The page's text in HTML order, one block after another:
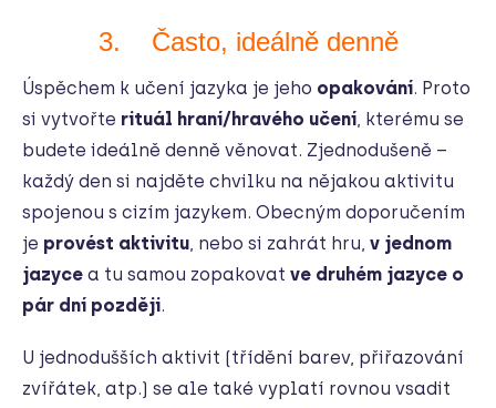
3. Často, ideálně denně
Úspěchem k učení jazyka je jeho opakování. Proto
si vytvořte rituál hraní/hravého učení, kterému se
budete ideálně denně věnovat. Zjednodušeně –
každý den si najděte chvilku na nějakou aktivitu
spojenou s cizím jazykem. Obecným doporučením
je provést aktivitu, nebo si zahrát hru, v jednom
jazyce a tu samou zopakovat ve druhém jazyce o
pár dní později.
U jednodušších aktivit (třídění barev, přiřazování
zvířátek, atp.) se ale také vyplatí rovnou vsadit